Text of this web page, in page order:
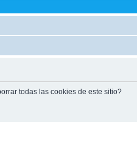
todas las cookies de este sitio?